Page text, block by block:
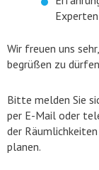
Experten
Wir freuen uns
begrüßen zu
Bitte melden Sie
per E-Mail oder
der
planen.